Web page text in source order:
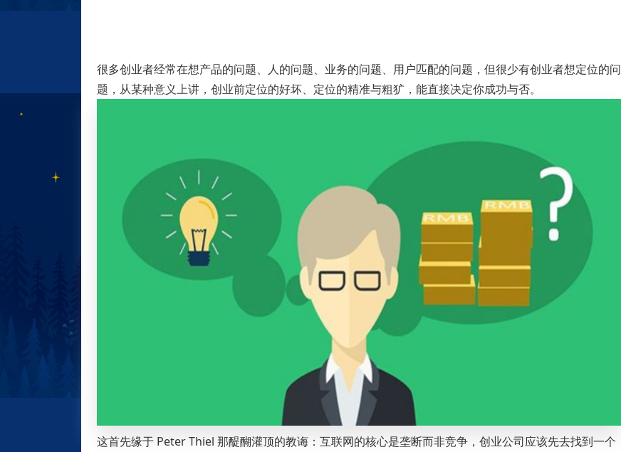
很多创业者经常在想产品的问题、人的问题、业务的问题、用户匹配的问题，但很少有创业者想定位的问
题，从某种意义上讲，创业前定位的好坏、定位的精准与粗犷，能直接决定你成功与否。
这首先缘于 Peter Thiel 那醍醐灌顶的教诲：互联网的核心是垄断而非竞争，创业公司应该先去找到一个